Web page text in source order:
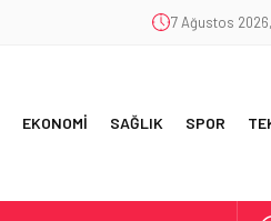
7 Ağustos
EKONOMİ SAĞLIK SPOR